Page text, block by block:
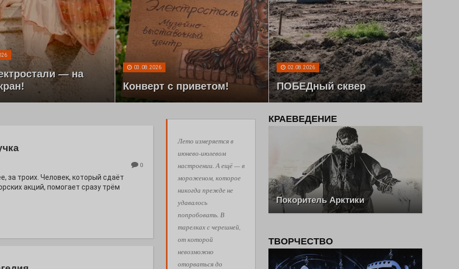
— на
03.08.2026
Конверт с приветом!
02.08.2026
ПОБЕДный сквер
Лето измеряется в
июнево-июлевом
настроении. А ещё — в
мороженом, которое
никогда прежде не
удавалось
попробовать. В
тарелках с черешней,
от которой
невозможно
оторваться до
0
за троих. Человек, который сдаёт
акций, помогает сразу трём
КРАЕВЕДЕНИЕ
Покоритель Арктики
ТВОРЧЕСТВО